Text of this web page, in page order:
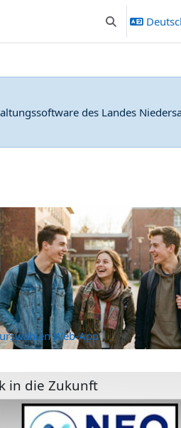
Sucheingabe
des Landes
Web-App
in die Zukunft